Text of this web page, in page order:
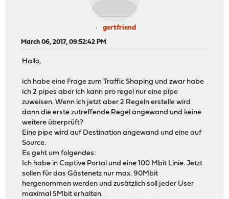
gertfriend
March 06, 2017, 09:52:42 PM
Hallo,
ich habe eine Frage zum Traffic Shaping und zwar habe
ich 2 pipes aber ich kann pro regel nur eine pipe
zuweisen. Wenn ich jetzt aber 2 Regeln erstelle wird
dann die erste zutreffende Regel angewand und keine
weitere überprüft?
Eine pipe wird auf Destination angewand und eine auf
Source.
Es geht um folgendes:
Ich habe in Captive Portal und eine 100 Mbit Linie. Jetzt
sollen für das Gästenetz nur max. 90Mbit
hergenommen werden und zusätzlich soll jeder User
maximal 5Mbit erhalten.